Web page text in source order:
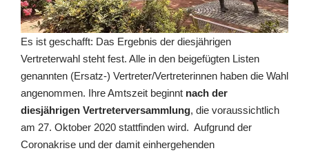
Es ist geschafft: Das Ergebnis der diesjährigen
Vertreterwahl steht fest. Alle in den beigefügten Listen
genannten (Ersatz-) Vertreter/Vertreterinnen haben die Wahl
angenommen. Ihre Amtszeit beginnt nach der
diesjährigen Vertreterversammlung, die voraussichtlich
am 27. Oktober 2020 stattfinden wird. Aufgrund der
Coronakrise und der damit einhergehenden